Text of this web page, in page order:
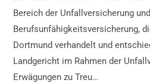
Bereich der Unfallversicherung und
Berufsunfähigkeitsversicherung,
Dortmund verhandelt und
Landgericht im Rahmen der
Erwägungen zu Treu…